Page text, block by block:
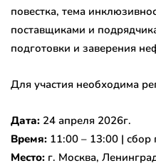
повестка, тема
поставщиками и
подготовки и заверения
Для участия необходима
Дата: 24 апреля 2026г.
Время: 11:00 – 13:00 | сбор
Место: г. Москва,